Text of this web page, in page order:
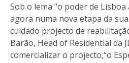
Sob o lema "o poder de
agora numa nova etapa da
cuidado projecto de
Barão, Head of Residential da
comercializar o projecto,“o